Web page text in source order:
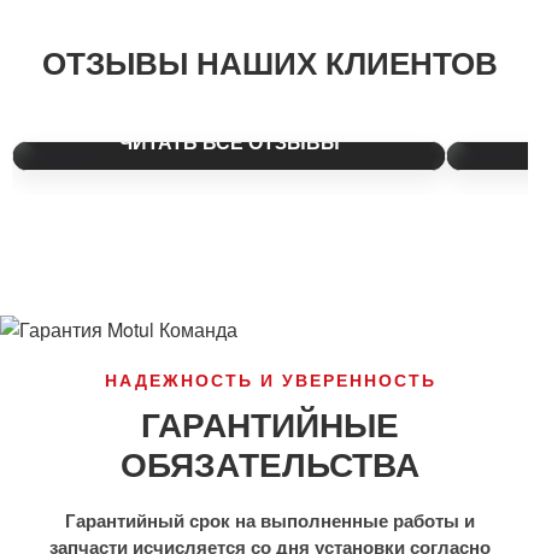
ОТЗЫВЫ НАШИХ КЛИЕНТОВ
Более 450 положительных отзывов.
ЧИТАТЬ ВСЕ ОТЗЫВЫ
НАДЕЖНОСТЬ И УВЕРЕННОСТЬ
ГАРАНТИЙНЫЕ
ОБЯЗАТЕЛЬСТВА
Гарантийный срок на выполненные работы и
запчасти исчисляется со дня установки согласно